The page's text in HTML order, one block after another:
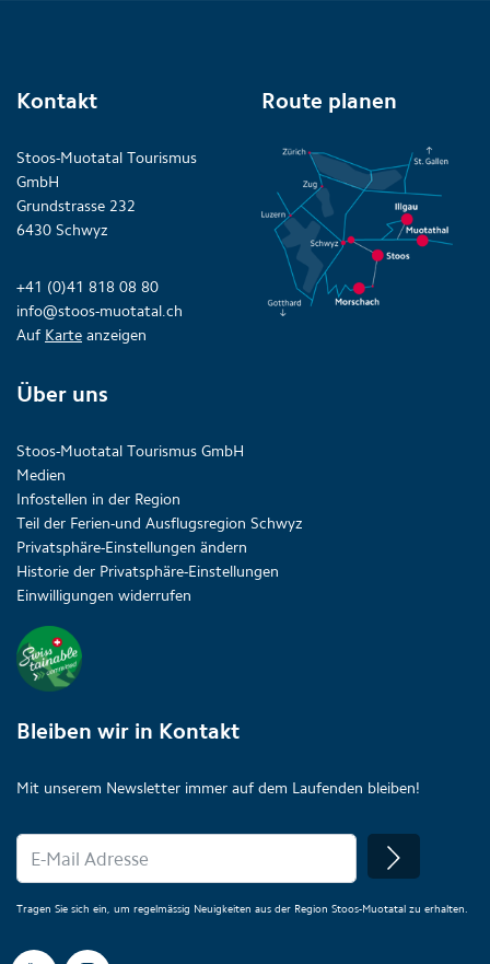
Kontakt
Stoos-Muotatal Tourismus
GmbH
Grundstrasse 232
6430 Schwyz
+41 (0)41 818 08 80
info@stoos-muotatal.ch
Auf Karte anzeigen
Route planen
Über uns
Stoos-Muotatal Tourismus GmbH
Medien
Infostellen in der Region
Teil der Ferien-und Ausflugsregion Schwyz
Privatsphäre-Einstellungen ändern
Historie der Privatsphäre-Einstellungen
Einwilligungen widerrufen
Bleiben wir in Kontakt
Mit unserem Newsletter immer auf dem Laufenden bleiben!
Tragen Sie sich ein, um regelmässig Neuigkeiten aus der Region Stoos-Muotatal zu erhalten.